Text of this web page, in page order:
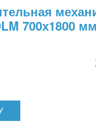
700х1800